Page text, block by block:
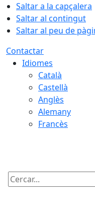
Saltar a la capçalera
Saltar al contingut
Saltar al peu de
Contactar
Idiomes
Català
Castellà
Anglès
Alemany
Francès
Cercar: